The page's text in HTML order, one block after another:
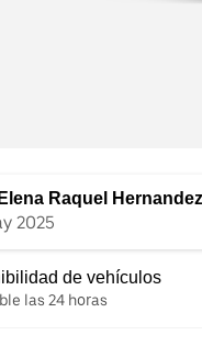
Elena Raquel
2025
de vehículos
las 24 horas